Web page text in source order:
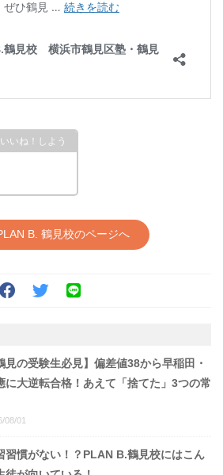
B. 鶴見校のページへ
見の受験生必見】偏差値38から早稲田・
に大逆転合格！あえて「捨てた」3つの常
08/01
習慣がない！？PLAN B.鶴見校にはこん